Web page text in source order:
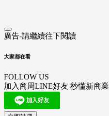
廣告-請繼續往下閱讀
大家都在看
FOLLOW US
加入商周LINE好友 秒懂新商業